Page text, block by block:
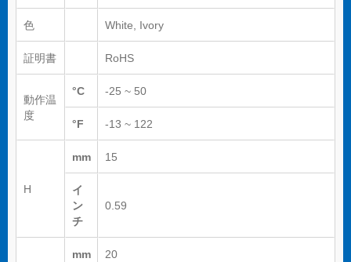
色 White, Ivory
証明書 RoHS
動作温
度
°C -25 ~ 50
°F -13 ~ 122
H
mm 15
イ
ン
チ
0.59
mm 20